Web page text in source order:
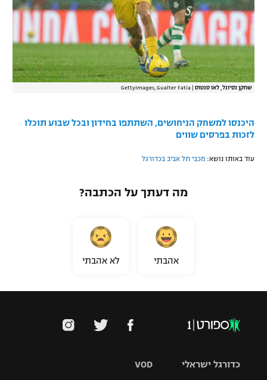
שחקן נסיונל, לאו סנטוס GettyImages, Gualter Fatia
היכנסו למשחק הניחושים, השתתפו בחידון ובכל שבוע תוכלו
לזכות בפרסים שווים
עוד באותו נושא: מכבי תל אביב בכדורגל
מה דעתך על הכתבה?
אהבתי לא אהבתי
VOD כדורגל ישראלי